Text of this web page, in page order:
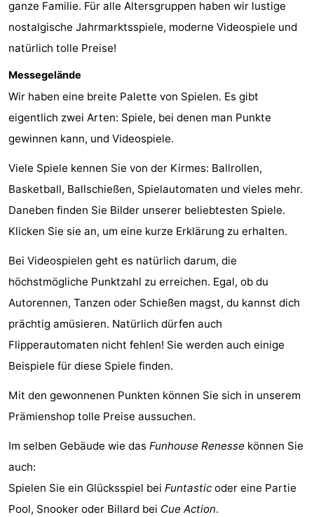
-
Buitenheem
-
De
Oase
-
Duinoord
-
Ginsterveld
-
Julianahoeve
-
Livingstone
-
Port
Greve
-
Port
Zélande
Resort
Haamstede
-
Résidence
't
Hof
-
Schouwen
-
Schouwse
-
Blick
Zeeland
-
ganze Familie. Für alle Altersgruppen haben wir lustige
nostalgische Jahrmarktsspiele, moderne Videospiele und
natürlich tolle Preise!
Messegelände
Wir haben eine breite Palette von Spielen. Es gibt
eigentlich zwei Arten: Spiele, bei denen man Punkte
gewinnen kann, und Videospiele.
Viele Spiele kennen Sie von der Kirmes: Ballrollen,
Basketball, Ballschießen, Spielautomaten und vieles mehr.
Daneben finden Sie Bilder unserer beliebtesten Spiele.
Klicken Sie sie an, um eine kurze Erklärung zu erhalten.
Bei Videospielen geht es natürlich darum, die
höchstmögliche Punktzahl zu erreichen. Egal, ob du
Autorennen, Tanzen oder Schießen magst, du kannst dich
prächtig amüsieren. Natürlich dürfen auch
Flipperautomaten nicht fehlen! Sie werden auch einige
Beispiele für diese Spiele finden.
Mit den gewonnenen Punkten können Sie sich in unserem
Prämienshop tolle Preise aussuchen.
Im selben Gebäude wie das Funhouse Renesse können Sie
auch:
Spielen Sie ein Glücksspiel bei Funtastic oder eine Partie
Pool, Snooker oder Billard bei Cue Action.